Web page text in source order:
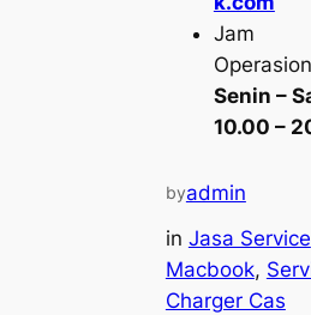
Jam
Senin –
10.00 –
byadmin
in Jasa Service
Macbook,
Charger Cas